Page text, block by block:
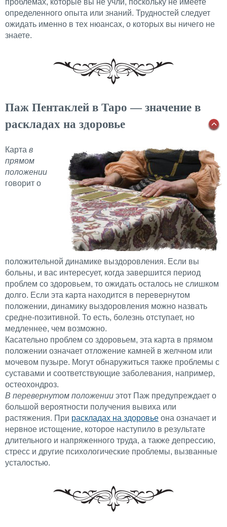
определенного опыта или знаний. Трудностей следует
ожидать именно в тех нюансах, о которых вы ничего не
знаете.
Паж Пентаклей в Таро — значение в
раскладах на здоровье
Карта в
прямом
положении
говорит о
положительной динамике выздоровления. Если вы
больны, и вас интересует, когда завершится период
проблем со здоровьем, то ожидать осталось не слишком
долго. Если эта карта находится в перевернутом
положении, динамику выздоровления можно назвать
средне-позитивной. То есть, болезнь отступает, но
медленнее, чем возможно.
Касательно проблем со здоровьем, эта карта в прямом
положении означает отложение камней в желчном или
мочевом пузыре. Могут обнаружиться также проблемы с
суставами и соответствующие заболевания, например,
остеохондроз.
В перевернутом положении этот Паж предупреждает о
большой вероятности получения вывиха или
растяжения. При раскладах на здоровье она означает и
нервное истощение, которое наступило в результате
длительного и напряженного труда, а также депрессию,
стресс и другие психологические проблемы, вызванные
усталостью.